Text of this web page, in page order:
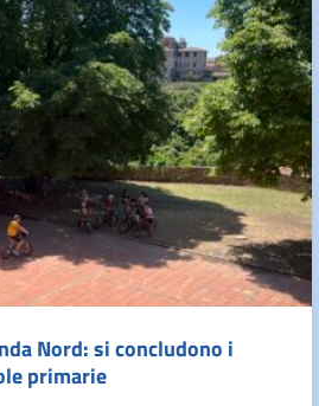
Nord: si concludono i
primarie